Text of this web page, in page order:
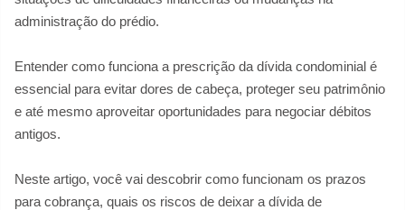
administração do prédio.
Entender como funciona a prescrição da dívida condominial é
essencial para evitar dores de cabeça, proteger seu patrimônio
e até mesmo aproveitar oportunidades para negociar débitos
antigos.
Neste artigo, você vai descobrir como funcionam os prazos
para cobrança, quais os riscos de deixar a dívida de